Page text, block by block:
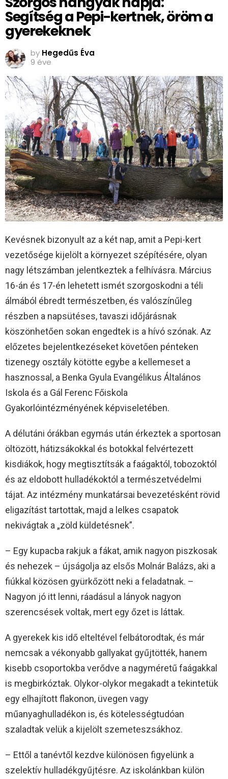
Segítség a Pepi-kertnek, öröm a
gyerekeknek
by Hegedűs Éva
9 éve
Kevésnek bizonyult az a két nap, amit a Pepi-kert
vezetősége kijelölt a környezet szépítésére, olyan
nagy létszámban jelentkeztek a felhívásra. Március
16-án és 17-én lehetett ismét szorgoskodni a téli
álmából ébredt természetben, és valószínűleg
részben a napsütéses, tavaszi időjárásnak
köszönhetően sokan engedtek is a hívó szónak. Az
előzetes bejelentkezéseket követően pénteken
tizenegy osztály kötötte egybe a kellemeset a
hasznossal, a Benka Gyula Evangélikus Általános
Iskola és a Gál Ferenc Főiskola
Gyakorlóintézményének képviseletében.
A délutáni órákban egymás után érkeztek a sportosan
öltözött, hátizsákokkal és botokkal felvértezett
kisdiákok, hogy megtisztítsák a faágaktól, tobozoktól
és az eldobott hulladékoktól a természetvédelmi
tájat. Az intézmény munkatársai bevezetésként rövid
eligazítást tartottak, majd a lelkes csapatok
nekivágtak a „zöld küldetésnek”.
– Egy kupacba rakjuk a fákat, amik nagyon piszkosak
és nehezek – újságolja az elsős Molnár Balázs, aki a
fiúkkal közösen gyürkőzött neki a feladatnak. –
Nagyon jó itt lenni, ráadásul a lányok nagyon
szerencsések voltak, mert egy őzet is láttak.
A gyerekek kis idő elteltével felbátorodtak, és már
nemcsak a vékonyabb gallyakat gyűjtötték, hanem
kisebb csoportokba verődve a nagyméretű faágakkal
is megbirkóztak. Olykor-olykor megakadt a tekintetük
egy elhajított flakonon, üvegen vagy
műanyaghulladékon is, és kötelességtudóan
szaladtak velük a kijelölt szemeteszsákhoz.
– Ettől a tanévtől kezdve különösen figyelünk a
szelektív hulladékgyűjtésre. Az iskolánkban külön